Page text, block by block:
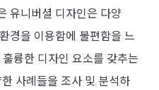
유니버셜 디자인은 다양
경을 이용함에 불편함을 느
륭한 디자인 요소를 갖추는
사례들을 조사 및 분석하